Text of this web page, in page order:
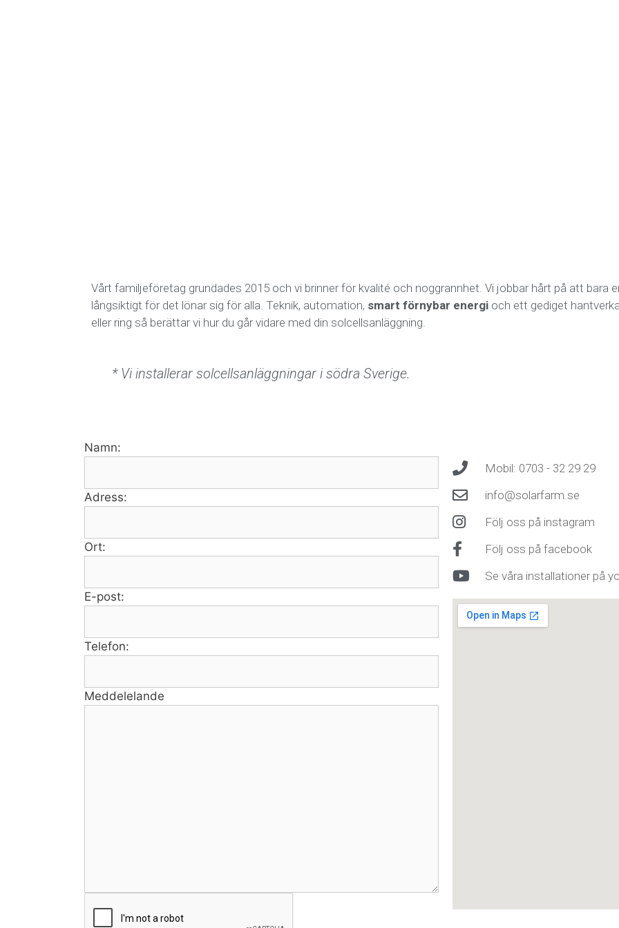
Vårt familjeföretag grundades 2015 och vi brinner för kvalité och noggrannhet. Vi jobbar hårt på att bara
långsiktigt för det lönar sig för alla. Teknik, automation, smart förnybar energi och ett gediget
eller ring så berättar vi hur du går vidare med din solcellsanläggning.
* Vi installerar solcellsanläggningar i södra Sverige.
Namn:
Adress:
Ort:
E-post:
Telefon:
Meddelelande
Mobil: 0703 - 32 29 29
info@solarfarm.se
Följ oss på instagram
Följ oss på facebook
Se våra installationer på